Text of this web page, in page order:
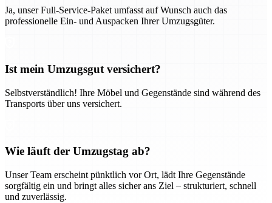
Ja, unser Full-Service-Paket umfasst auf Wunsch auch das
professionelle Ein- und Auspacken Ihrer Umzugsgüter.
Ist mein Umzugsgut versichert?
Selbstverständlich! Ihre Möbel und Gegenstände sind während des
Transports über uns versichert.
Wie läuft der Umzugstag ab?
Unser Team erscheint pünktlich vor Ort, lädt Ihre Gegenstände
sorgfältig ein und bringt alles sicher ans Ziel – strukturiert, schnell
und zuverlässig.